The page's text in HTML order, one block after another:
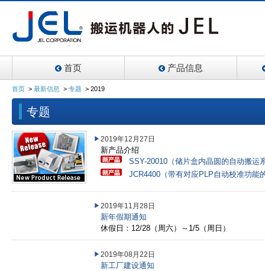
首页 产品信息
首页 > 最新信息 > 专题 > 2019
专题
2019年12月27日
新产品介绍
SSY-20010（储片盒内晶圆的自动搬运
JCR4400（带有对应PLP自动校准功能
2019年11月28日
新年假期通知
休假日：12/28（周六）～1/5（周日）
2019年08月22日
新工厂建设通知